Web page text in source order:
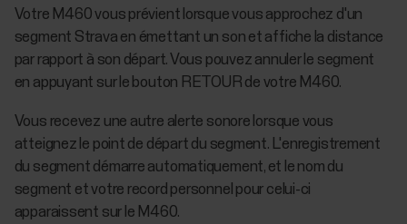
Votre M460 vous prévient lorsque vous approchez d'un
segment Strava en émettant un son et affiche la distance
par rapport à son départ. Vous pouvez annuler le segment
en appuyant sur le bouton RETOUR de votre M460.
Vous recevez une autre alerte sonore lorsque vous
atteignez le point de départ du segment. L'enregistrement
du segment démarre automatiquement, et le nom du
segment et votre record personnel pour celui-ci
apparaissent sur le M460.